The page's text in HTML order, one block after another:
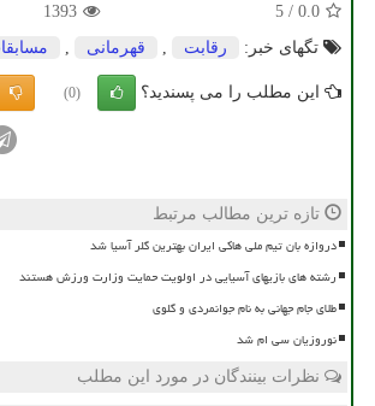
0.0
/
5
1393
تگهای خبر:
رقابت قهرمانی
این مطلب را می پسندید؟ (0)
تازه ترین مطالب مرتبط
دروازه بان تیم ملی هاکی ایران بهترین گلر آسیا شد
رشته های بازیهای آسیایی در اولویت حمایت وزارت ورزش هستند
طلای جام جهانی به نام جوانمردی و گلوی
نوروزیان سی ام شد
نظرات بینندگان در مورد این مطلب